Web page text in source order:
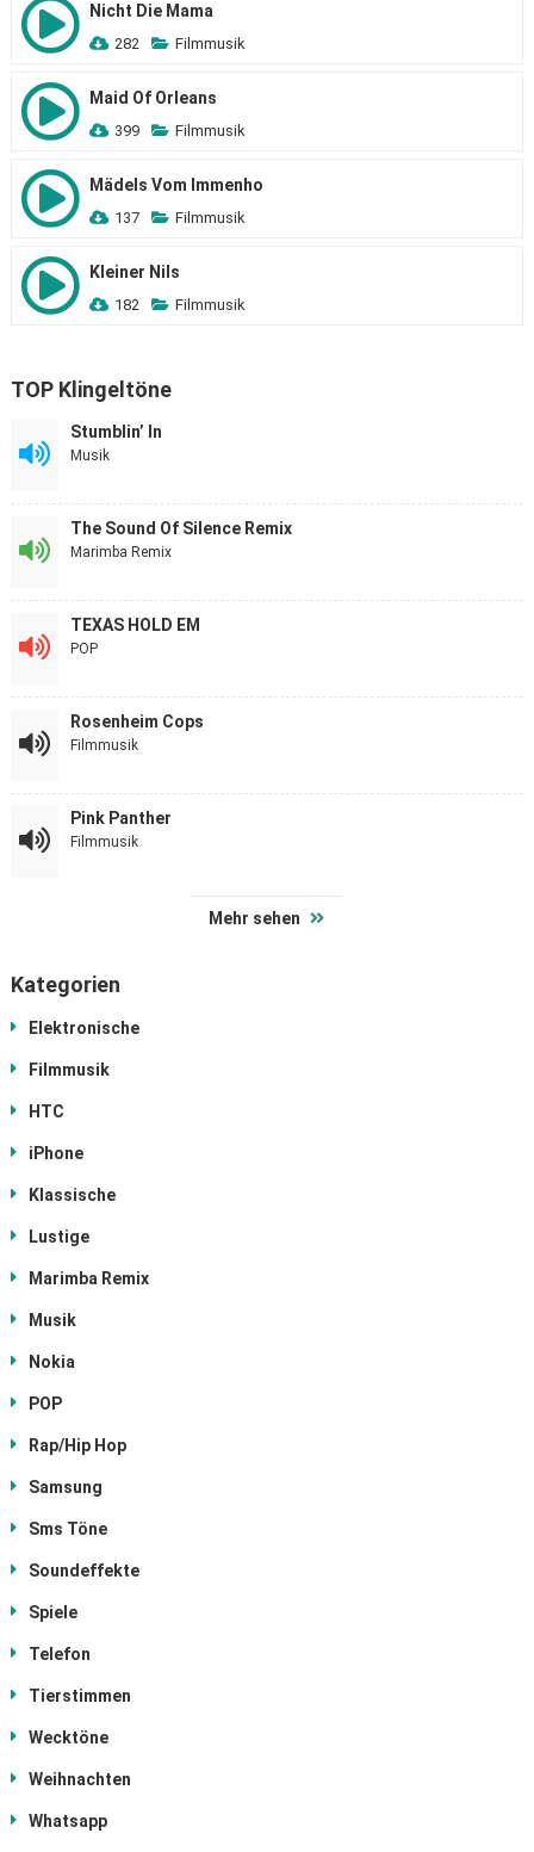
Nicht Die Mama
282 Filmmusik
Maid Of Orleans
399 Filmmusik
Mädels Vom Immenho
137 Filmmusik
Kleiner Nils
182 Filmmusik
TOP Klingeltöne
Stumblin’ In
Musik
The Sound Of Silence Remix
Marimba Remix
TEXAS HOLD EM
POP
Rosenheim Cops
Filmmusik
Pink Panther
Filmmusik
Mehr sehen
Kategorien
Elektronische
Filmmusik
HTC
iPhone
Klassische
Lustige
Marimba Remix
Musik
Nokia
POP
Rap/Hip Hop
Samsung
Sms Töne
Soundeffekte
Spiele
Telefon
Tierstimmen
Wecktöne
Weihnachten
Whatsapp